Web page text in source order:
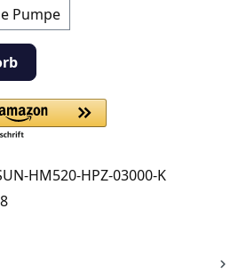
Pumpe
gewünschten Wert ein oder benutze
HM520-HPZ-03000-K